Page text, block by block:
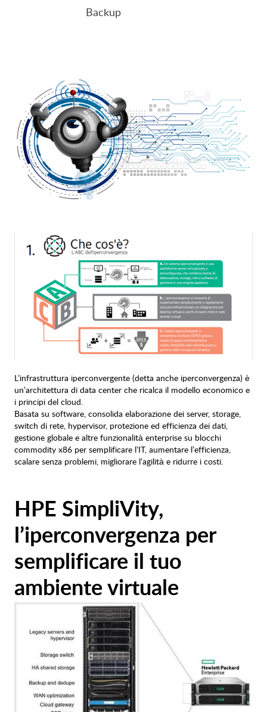
Backup
L’infrastruttura iperconvergente (detta anche iperconvergenza) è
un’architettura di data center che ricalca il modello economico e
i principi del cloud.
Basata su software, consolida elaborazione dei server, storage,
switch di rete, hypervisor, protezione ed efficienza dei dati,
gestione globale e altre funzionalità enterprise su blocchi
commodity x86 per semplificare l’IT, aumentare l’efficienza,
scalare senza problemi, migliorare l’agilità e ridurre i costi.
HPE SimpliVity,
l’iperconvergenza per
semplificare il tuo
ambiente virtuale